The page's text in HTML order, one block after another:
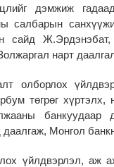
дэмжиж
салбарын
сайд
нарт
олборлох
төгрөг
даалгаж, Монгол
үйлдвэрлэл, аж